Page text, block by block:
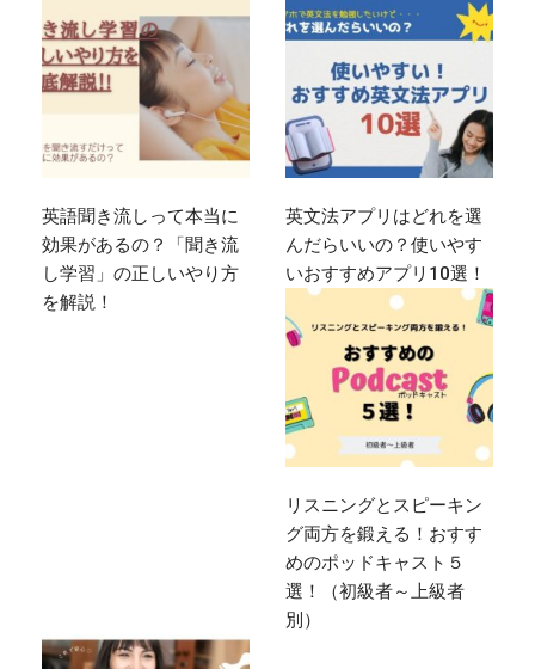
英語聞き流しって本当に
効果があるの？「聞き流
し学習」の正しいやり方
を解説！
英文法アプリはどれを選
んだらいいの？使いやす
いおすすめアプリ10選！
リスニングとスピーキン
グ両方を鍛える！おすす
めのポッドキャスト５
選！（初級者～上級者
別）